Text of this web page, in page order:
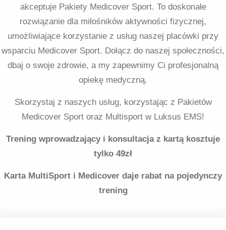
akceptuje Pakiety Medicover Sport. To doskonałe
rozwiązanie dla miłośników aktywności fizycznej,
umożliwiające korzystanie z usług naszej placówki przy
wsparciu Medicover Sport. Dołącz do naszej społeczności,
dbaj o swoje zdrowie, a my zapewnimy Ci profesjonalną
opiekę medyczną.
Skorzystaj z naszych usług, korzystając z Pakietów
Medicover Sport oraz Multisport w Luksus EMS!
Trening wprowadzający i konsultacja z kartą kosztuje
tylko 49zł
Karta MultiSport i Medicover daje rabat na pojedynczy
trening